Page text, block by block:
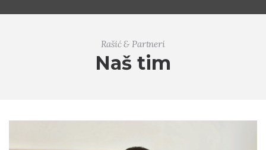
Rašić & Partneri
Naš tim